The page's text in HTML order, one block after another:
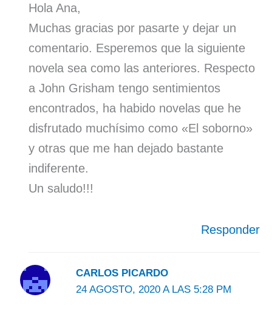
Hola Ana,
Muchas gracias por pasarte y dejar un
comentario. Esperemos que la siguiente
novela sea como las anteriores. Respecto
a John Grisham tengo sentimientos
encontrados, ha habido novelas que he
disfrutado muchísimo como «El soborno»
y otras que me han dejado bastante
indiferente.
Un saludo!!!
Responder
CARLOS PICARDO
24 AGOSTO, 2020 A LAS 5:28 PM